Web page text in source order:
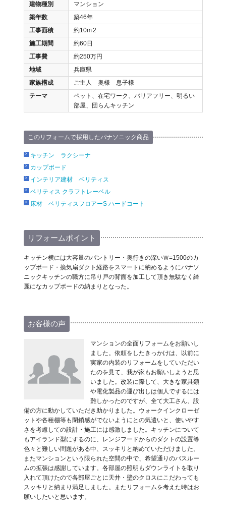
建物種別
マンション
築年数
築46年
工事面積
約10m2
施工期間
約60日
工事費
約250万円
地域
兵庫県
家族構成
ご主人 奥様 息子様
テーマ
ペット、在宅ワーク、バリアフリー、明るい
部屋、団らんキッチン
このリフォームで採用したパナソニック商品
キッチン ラクシーナ
カップボード
インテリア建材 ベリティス
ベリティス クラフトレーベル
床材 ベリティスフロアーS ハードコート
リフォームポイント
キッチン横には大容量のパントリー・奥行きの深いＷ=1500のカ
ップボード・換気扇ダクト経路をスマートに納めるようにパナソ
ニックキッチンの職方に吊り戸の背面を加工して頂き無駄なく綺
麗になカップボードの納まりとなった。
お客様の声
マンションの全面リフォームをお願いし
ました。依頼をしたきっかけは、以前に
実家の内装のリフォームをしていただい
たのを見て、我が家もお願いしようと思
いました。改装に際して、大きな家具類
や電化製品の運び出しは個人でするには
難しかったのですが、全て大工さん、設
備の方に動かしていただき助かりました。ウォークインクローゼ
ットや各種棚等も閉鎖感がでないようにとの気遣いと、使いやす
さを考慮しての設計・施工には感激しました。キッチンについて
もアイランド型にするのに、レンジフードからのダクトの設置等
色々と難しい問題がある中、スッキリと納めていただけました。
またマンションという限られた空間の中で、希望通りのバスルー
ムの拡張は感謝しています。各部屋の照明もダウンライトを取り
入れて頂けたので各部屋ごとに天井・壁のクロスにこだわっても
スッキリと納まり満足しました。またリフォームを考えた時はお
願いしたいと思います。